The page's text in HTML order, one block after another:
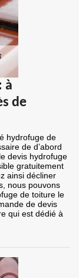
à
de
hydrofuge de
de d’abord
devis hydrofuge
gratuitement
ainsi décliner
nous pouvons
de toiture le
de devis
qui est dédié à